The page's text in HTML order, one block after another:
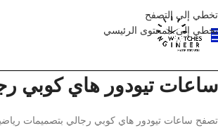
تخطي إلى التصفح
تخطي إلى المحتوى الرئيسي
ساعات تيودور هاي كوبي
تصفح ساعات تيودور هاي كوبي رجالي بتصميمات